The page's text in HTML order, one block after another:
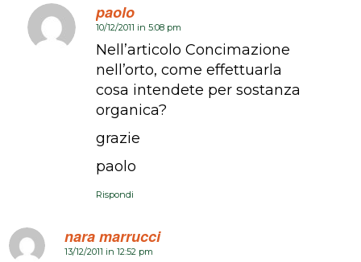
paolo
dice:
10/12/2011 in 5:08 pm
Nell’articolo Concimazione
nell’orto, come effettuarla
cosa intendete per sostanza
organica?
grazie
paolo
Rispondi
nara marrucci
dice:
13/12/2011 in 12:52 pm